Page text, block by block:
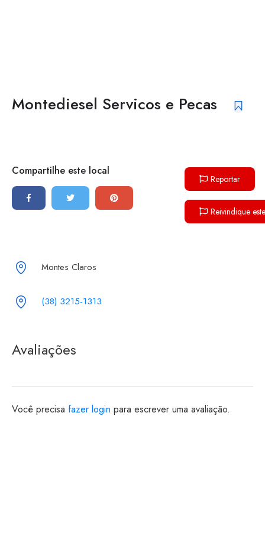
Montediesel Servicos e Pecas
Compartilhe este local
Reportar
Reivindique
Montes Claros
(38) 3215-1313
Avaliações
Você precisa fazer login para escrever uma avaliação.